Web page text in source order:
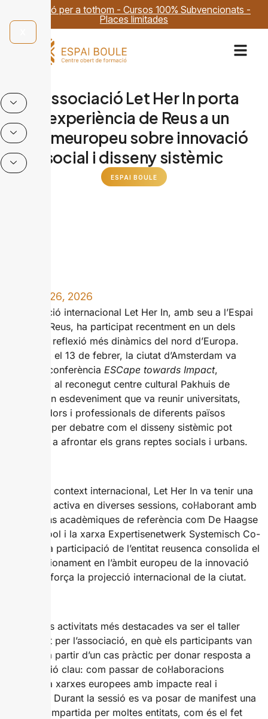
Formació per a tothom - Cursos 100% Subvencionats -
Places limitades
L’associació Let Her In porta
l’experiència de Reus a un
fòrumeuropeu sobre innovació
social i disseny sistèmic
ESPAI BOULE
FEBRER 26, 2026
L’associació internacional Let Her In, amb seu a l’Espai
Boule de Reus, ha participat recentment en un dels
espais de reflexió més dinàmics del nord d’Europa.
Entre l’11 i el 13 de febrer, la ciutat d’Amsterdam va
acollir la conferènciaESCape towards Impact,
celebrada al reconegut centre cultural Pakhuis de
Zwijger, un esdeveniment que va reunir universitats,
investigadors i professionals de diferents països
europeus per debatre com el disseny sistèmic pot
contribuir a afrontar els grans reptes socials i urbans.
En aquest context internacional, Let Her In va tenir una
presència activa en diverses sessions, col·laborant amb
institucions acadèmiques de referència com De Haagse
Hogeschool i la xarxa Expertisenetwerk Systemisch Co-
design. La participació de l’entitat reusenca consolida el
seu posicionament en l’àmbit europeu de la innovació
social i reforça la projecció internacional de la ciutat.
Una de les activitats més destacades va ser el taller
organitzat per l’associació, en què els participants van
treballar a partir d’un cas pràctic per donar resposta a
una qüestió clau: com passar de col·laboracions
puntuals a xarxes europees amb impacte real i
continuat. Durant la sessió es va posar de manifest una
realitat compartida per moltes entitats, com és el fet